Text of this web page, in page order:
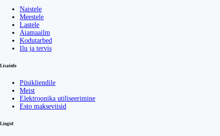
Naistele
Meestele
Lastele
Aiamaailm
Kodutarbed
Ilu ja tervis
Lisainfo
Püsikliendile
Meist
Elektroonika utiliseerimine
Esto makseviisid
Lingid